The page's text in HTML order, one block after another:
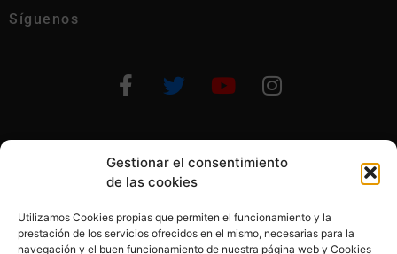
Gestionar el consentimiento
de las cookies
Utilizamos Cookies propias que permiten el funcionamiento y la
prestación de los servicios ofrecidos en el mismo, necesarias para la
navegación y el buen funcionamiento de nuestra página web y Cookies
Síguenos
Otras formas de ayudar